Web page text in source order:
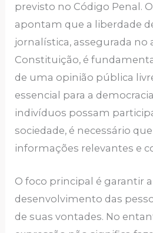
previsto no Código Penal.
apontam que a liberdade
jornalística, assegurada no
Constituição, é
de uma opinião pública
essencial para a
indivíduos possam
sociedade, é necessário
informações relevantes e
O foco principal é garantir
desenvolvimento das
de suas vontades. No